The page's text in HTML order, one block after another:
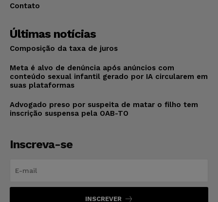
Contato
Últimas notícias
Composição da taxa de juros
Meta é alvo de denúncia após anúncios com
conteúdo sexual infantil gerado por IA circularem em
suas plataformas
Advogado preso por suspeita de matar o filho tem
inscrição suspensa pela OAB-TO
Inscreva-se
INSCREVER